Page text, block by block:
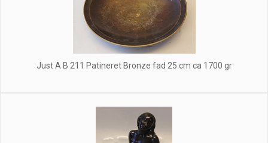
Just A B 211 Patineret Bronze fad 25 cm ca 1700 gr